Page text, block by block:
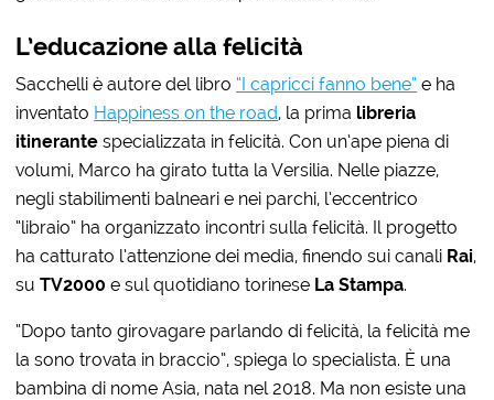
L’educazione alla felicità
Sacchelli è autore del libro “I capricci fanno bene” e ha
inventato Happiness on the road, la prima libreria
itinerante specializzata in felicità. Con un’ape piena di
volumi, Marco ha girato tutta la Versilia. Nelle piazze,
negli stabilimenti balneari e nei parchi, l’eccentrico
“libraio” ha organizzato incontri sulla felicità. Il progetto
ha catturato l’attenzione dei media, finendo sui canali Rai,
suTV2000 e sul quotidiano torinese La Stampa.
“Dopo tanto girovagare parlando di felicità, la felicità me
la sono trovata in braccio”, spiega lo specialista. È una
bambina di nome Asia, nata nel 2018. Ma non esiste una